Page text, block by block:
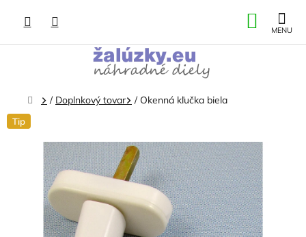
obsah
KOŠÍK
Domov
/ Doplnkový tovar / Okenná kľučka biela
Tip